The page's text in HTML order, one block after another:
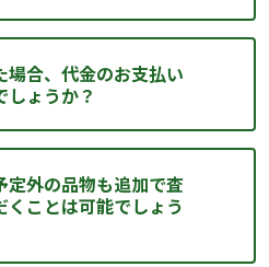
場合、代金のお支払い
しょうか？
定外の品物も追加で査
ことは可能でしょう